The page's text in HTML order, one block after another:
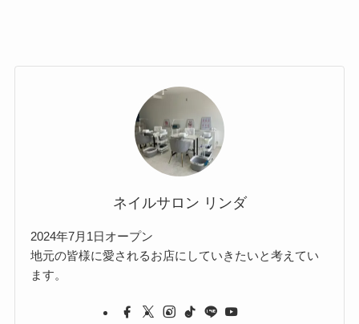
ネイルサロン リンダ
2024年7月1日オープン
地元の皆様に愛されるお店にしていきたいと考えてい
ます。